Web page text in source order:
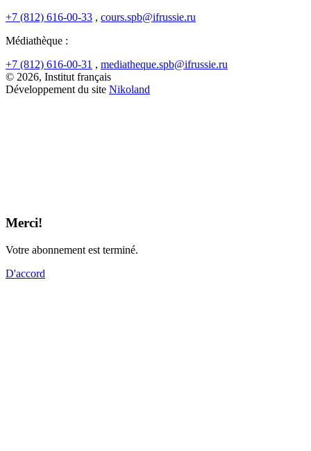
+7 (812) 616-00-33 , cours.spb@ifrussie.ru
Médiathèque :
+7 (812) 616-00-31 , mediatheque.spb@ifrussie.ru
© 2026, Institut français
Développement du site Nikoland
Merci!
Votre abonnement est terminé.
D'accord